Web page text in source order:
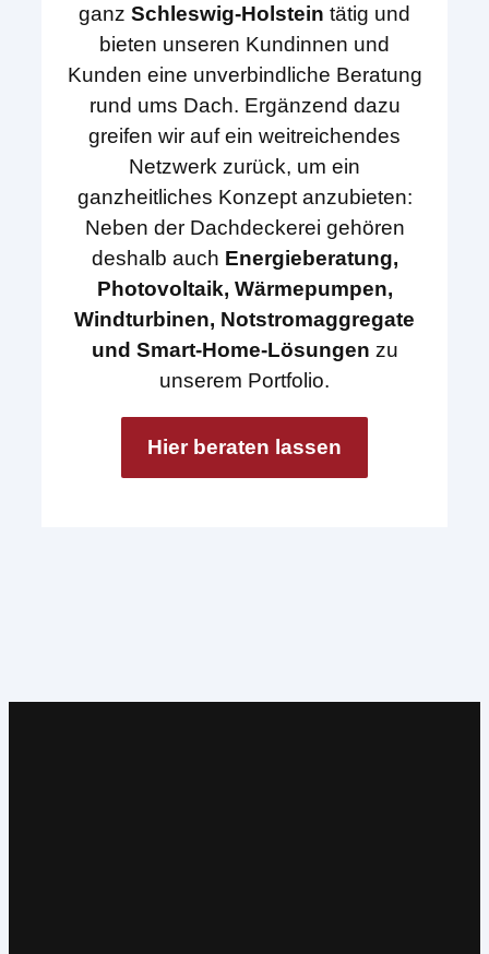
ganz Schleswig-Holstein tätig und
bieten unseren Kundinnen und
Kunden eine unverbindliche Beratung
rund ums Dach. Ergänzend dazu
greifen wir auf ein weitreichendes
Netzwerk zurück, um ein
ganzheitliches Konzept anzubieten:
Neben der Dachdeckerei gehören
deshalb auch Energieberatung,
Photovoltaik, Wärmepumpen,
Windturbinen, Notstromaggregate
und Smart-Home-Lösungen zu
unserem Portfolio.
Hier beraten lassen